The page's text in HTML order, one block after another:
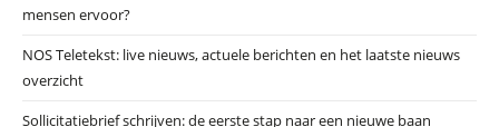
mensen ervoor?
NOS Teletekst: live nieuws, actuele berichten en het laatste nieuws
overzicht
Sollicitatiebrief schrijven: de eerste stap naar een nieuwe baan